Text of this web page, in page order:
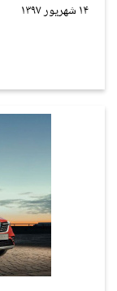
۱۴ شهریور ۱۳۹۷